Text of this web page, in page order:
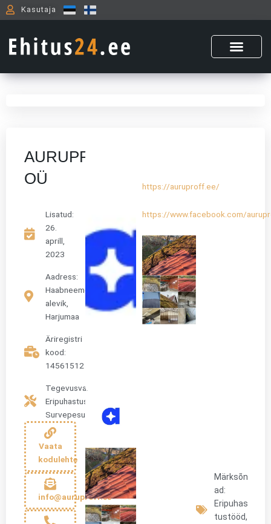
Skip
to
Kasutaja
AURUPROFF
OÜ
Lisatud:
26.
aprill,
2023
Aadress:
Haabneeme
alevik,
Harjumaa
Äriregistri
kood:
14561512
Tegevusvaldkond:
Eripuhastustööd
Survepesu
Vaata
kodulehte
info@auruproff.ee
https://auruproff.ee/
https://www.facebook.com/
Märksõn
ad:
Eripuhas
tustööd,